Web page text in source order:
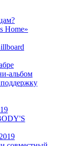
Home»
альбом